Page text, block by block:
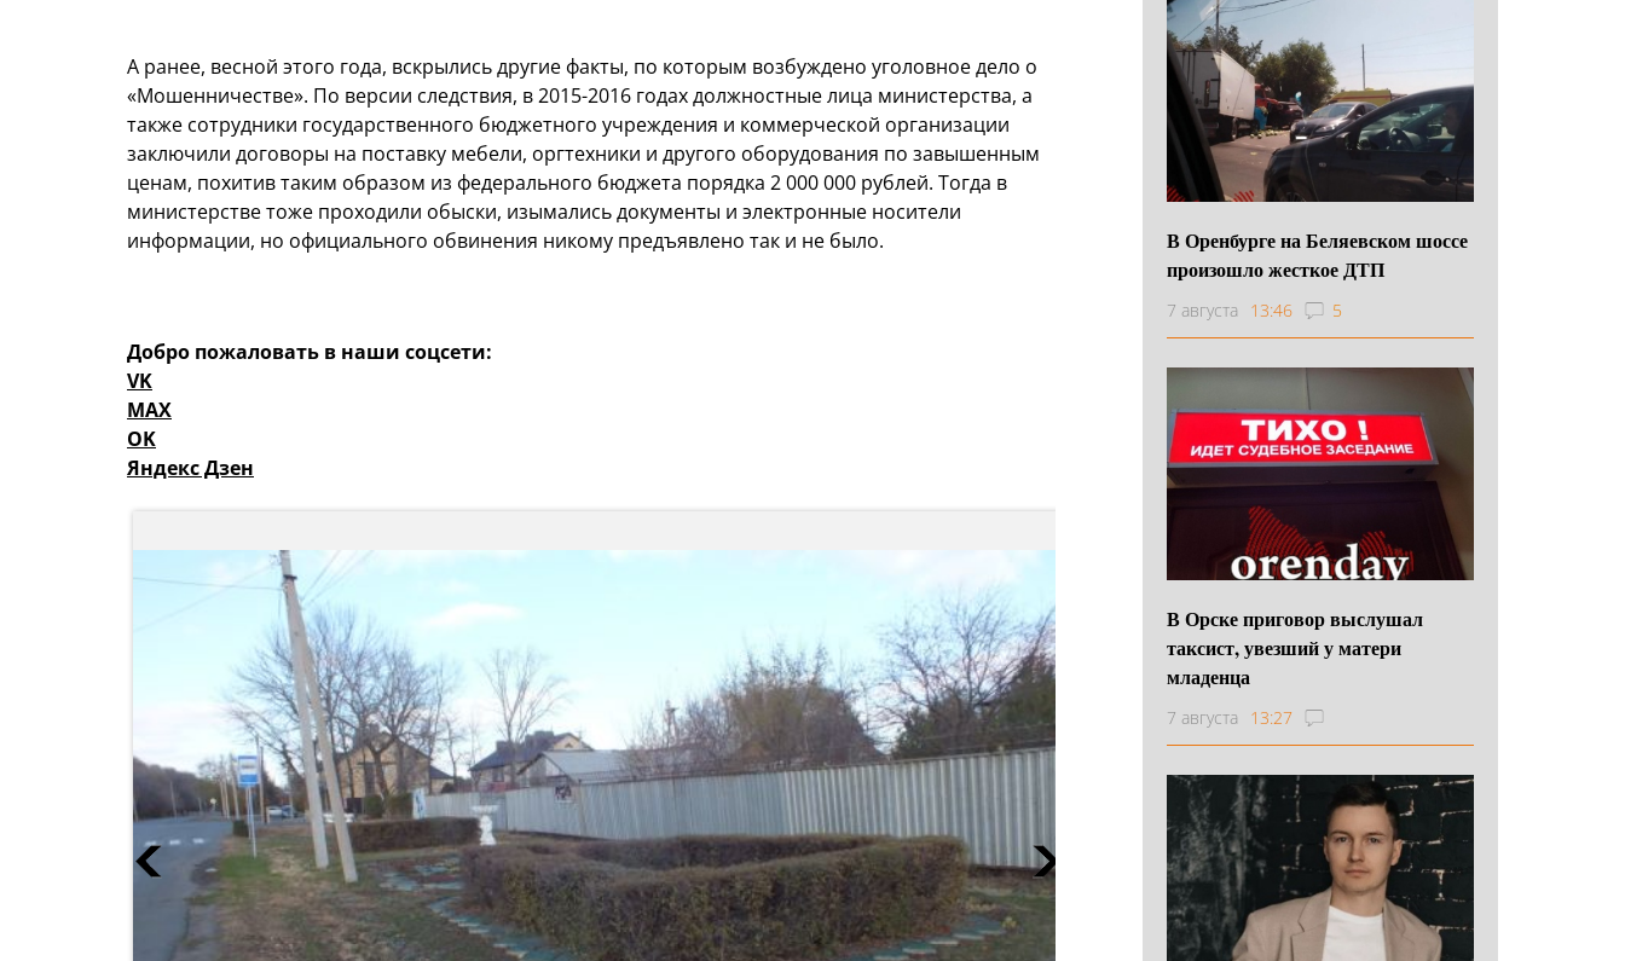
А ранее, весной этого года, вскрылись другие факты, по которым возбуждено уголовное дело о
«Мошенничестве». По версии следствия, в 2015-2016 годах должностные лица министерства, а
также сотрудники государственного бюджетного учреждения и коммерческой организации
заключили договоры на поставку мебели, оргтехники и другого оборудования по завышенным
ценам, похитив таким образом из федерального бюджета порядка 2 000 000 рублей. Тогда в
министерстве тоже проходили обыски, изымались документы и электронные носители
информации, но официального обвинения никому предъявлено так и не было.
Добро пожаловать в наши соцсети:
VK
MAX
OK
Яндекс Дзен
В Оренбурге на Беляевском шоссе
произошло жесткое ДТП
7 августа 13:46 5
В Орске приговор выслушал
таксист, увезший у матери
младенца
7 августа 13:27